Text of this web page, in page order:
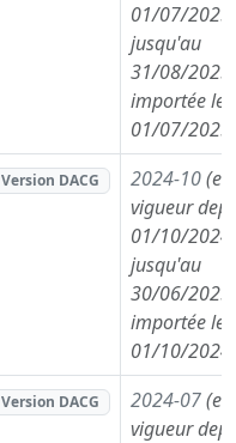
01/07/2025,
jusqu'au
31/08/2025,
importée le
01/07/2025)
Version DACG 2024-10(en
vigueur
01/10/2024,
jusqu'au
30/06/2025,
importée le
01/10/2024)
Version DACG 2024-07(en
vigueur